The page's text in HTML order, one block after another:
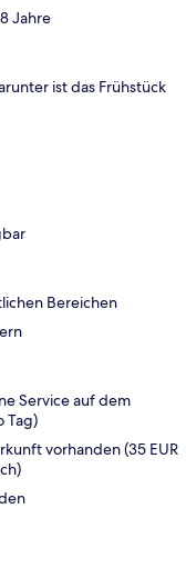
Jahre
ist das Frühstück
Bereichen
Service auf dem
Tag)
vorhanden (35 EUR